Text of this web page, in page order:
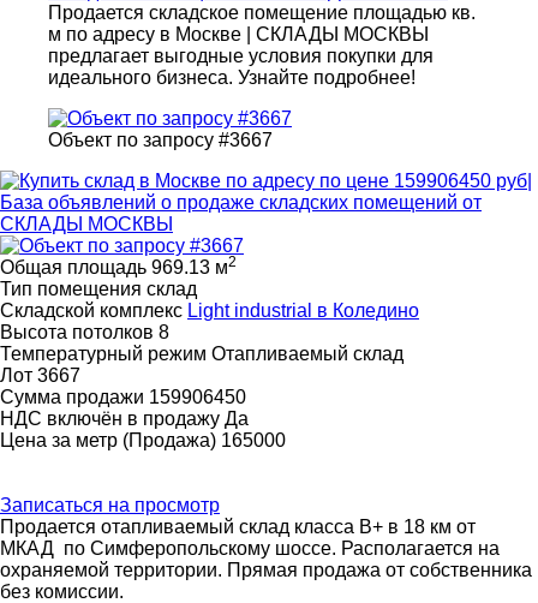
Продается складское помещение площадью кв.
м по адресу в Москве | СКЛАДЫ МОСКВЫ
предлагает выгодные условия покупки для
идеального бизнеса. Узнайте подробнее!
Объект по запросу #3667
Общая площадь 969.13 м2
Тип помещения склад
Складской комплекс Light industrial в Коледино
Высота потолков 8
Температурный режим Отапливаемый склад
Лот 3667
Сумма продажи 159906450
НДС включён в продажу Да
Цена за метр (Продажа) 165000
Записаться на просмотр
Продается отапливаемый склад класса B+ в 18 км от
МКАД по Симферопольскому шоссе. Располагается на
охраняемой территории. Прямая продажа от собственника
без комиссии.